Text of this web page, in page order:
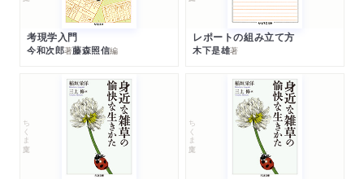
考現学入門
今和次郎著藤森照信編
レポートの組み立て方
木下是雄著
ちくま文庫 ちくま文庫